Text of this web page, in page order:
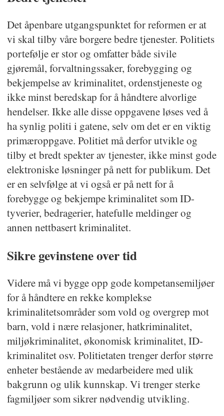
Det åpenbare utgangspunktet for reformen er at
vi skal tilby våre borgere bedre tjenester. Politiets
portefølje er stor og omfatter både sivile
gjøremål, forvaltningssaker, forebygging og
bekjempelse av kriminalitet, ordenstjeneste og
ikke minst beredskap for å håndtere alvorlige
hendelser. Ikke alle disse oppgavene løses ved å
ha synlig politi i gatene, selv om det er en viktig
primæroppgave. Politiet må derfor utvikle og
tilby et bredt spekter av tjenester, ikke minst gode
elektroniske løsninger på nett for publikum. Det
er en selvfølge at vi også er på nett for å
forebygge og bekjempe kriminalitet som ID-
tyverier, bedragerier, hatefulle meldinger og
annen nettbasert kriminalitet.
Sikre gevinstene over tid
Videre må vi bygge opp gode kompetansemiljøer
for å håndtere en rekke komplekse
kriminalitetsområder som vold og overgrep mot
barn, vold i nære relasjoner, hatkriminalitet,
miljøkriminalitet, økonomisk kriminalitet, ID-
kriminalitet osv. Politietaten trenger derfor større
enheter bestående av medarbeidere med ulik
bakgrunn og ulik kunnskap. Vi trenger sterke
fagmiljøer som sikrer nødvendig utvikling.